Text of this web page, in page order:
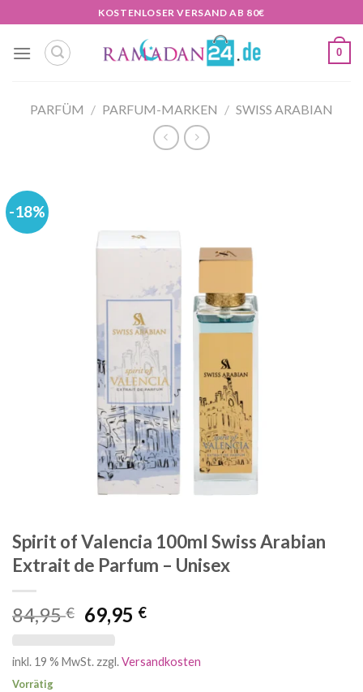
Inhalt
springen
KOSTENLOSER VERSAND AB 80€
0
PARFÜM / PARFUM-MARKEN / SWISS ARABIAN
-18%
Spirit of Valencia 100ml Swiss Arabian
Extrait de Parfum – Unisex
84,95€ Ursprünglicher
Preis
war:
84,95 €
69,95 €Aktueller
ist:
69,95 €.
inkl. 19 % MwSt. zzgl.Versandkosten
Vorrätig